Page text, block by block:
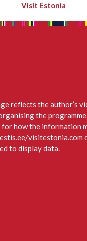
Visit Estonia
reflects the author’s
the
how the information
visitestonia.com
to display data.